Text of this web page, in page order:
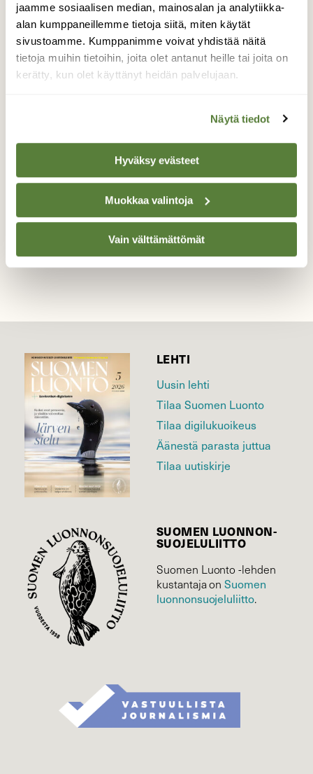
jaamme sosiaalisen median, mainosalan ja analytiikka-
alan kumppaneillemme tietoja siitä, miten käytät
sivustoamme. Kumppanimme voivat yhdistää näitä
tietoja muihin tietoihin, joita olet antanut heille tai joita on
kerätty, kun olet käyttänyt heidän palvelujaan.
Näytä tiedot
Hyväksy evästeet
Muokkaa valintoja
Vain välttämättömät
vasta sitten, kun olin ohittanut paikan, enkä
edes huomannut sitä. Vasta kun palasin
samaa latua, niin huomasin mitä oli
tapahtunut. Näin kyllä pyynkin toisessa
paikassa. Ehkä se oli sama. Se oli syönyt
Valokuvaaja: Reijo Juurinen, Nuuksion
kansallispuisto Tammikuu
LEHTI
Uusin lehti
Tilaa Suomen Luonto
Tilaa digilukuoikeus
Äänestä parasta juttua
Tilaa uutiskirje
SUOMEN LUONNON­
SUOJELU­LIITTO
Suomen Luonto -lehden
kustantaja onSuomen
luonnonsuojelu­liitto.